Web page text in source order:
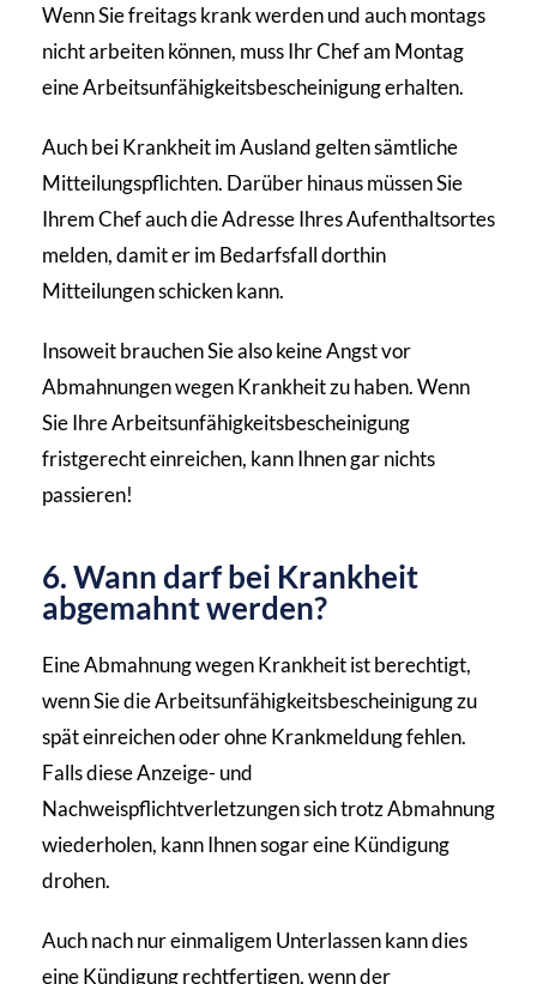
Wenn Sie freitags krank werden und auch montags
nicht arbeiten können, muss Ihr Chef am Montag
eine Arbeitsunfähigkeitsbescheinigung erhalten.
Auch bei Krankheit im Ausland gelten sämtliche
Mitteilungspflichten. Darüber hinaus müssen Sie
Ihrem Chef auch die Adresse Ihres Aufenthaltsortes
melden, damit er im Bedarfsfall dorthin
Mitteilungen schicken kann.
Insoweit brauchen Sie also keine Angst vor
Abmahnungen wegen Krankheit zu haben. Wenn
Sie Ihre Arbeitsunfähigkeitsbescheinigung
fristgerecht einreichen, kann Ihnen gar nichts
passieren!
6. Wann darf bei Krankheit
abgemahnt werden?
Eine Abmahnung wegen Krankheit ist berechtigt,
wenn Sie die Arbeitsunfähigkeitsbescheinigung zu
spät einreichen oder ohne Krankmeldung fehlen.
Falls diese Anzeige- und
Nachweispflichtverletzungen sich trotz Abmahnung
wiederholen, kann Ihnen sogar eine Kündigung
drohen.
Auch nach nur einmaligem Unterlassen kann dies
eine Kündigung rechtfertigen, wenn der